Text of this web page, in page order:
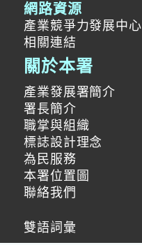
網路資源
產業競爭力發展中心
相關連結
關於本署
產業發展署簡介
署長簡介
職掌與組織
標誌設計理念
為民服務
本署位置圖
聯絡我們
雙語詞彙